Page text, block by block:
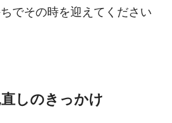
でその時を迎えてください
しのきっかけ